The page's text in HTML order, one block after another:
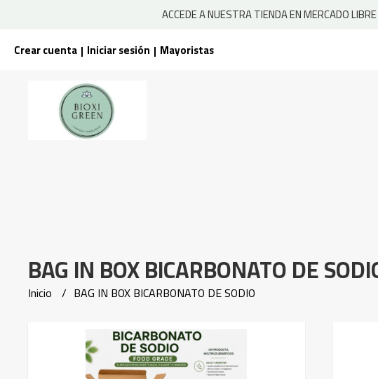
ACCEDE A NUESTRA TIENDA EN MERCADO
Crear cuenta | Iniciar sesión | Mayoristas
BAG IN BOX BICARBONATO DE
Inicio BAG IN BOX BICARBONATO DE SODIO